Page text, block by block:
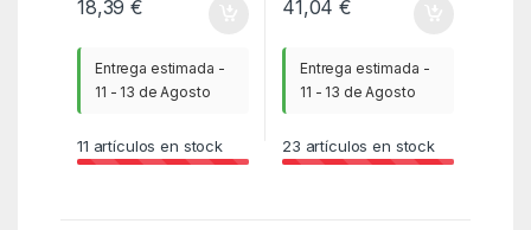
18,39€
Entrega estimada -
11 - 13 de Agosto
11 artículos en stock
41,04€
Entrega estimada -
11 - 13 de Agosto
23 artículos en stock